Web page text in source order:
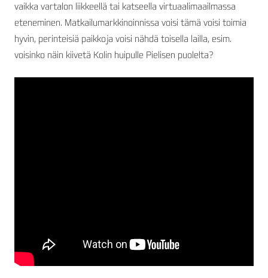
vaikka vartalon liikkeellä tai katseella virtuaalimaailmassa
eteneminen. Matkailumarkkinoinnissa voisi tämä voisi toimia
hyvin, perinteisiä paikkoja voisi nähdä toisella lailla, esim.
voisinko näin kiivetä Kolin huipulle Pielisen puolelta?